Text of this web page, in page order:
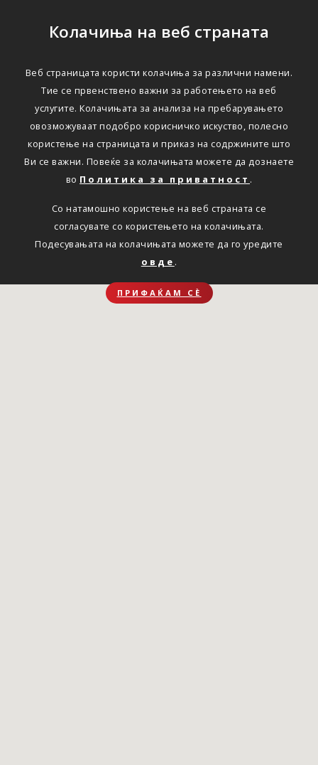
Колачиња на веб страната
Веб страницата користи колачиња за различни намени.
Тие се првенствено важни за работењето на веб
услугите. Колачињата за анализа на пребарувањето
овозможуваат подобро корисничко искуство, полесно
користење на страницата и приказ на содржините што
Ви се важни. Повеќе за колачињата можете да дознаете
во Политика за приватност .
Со натамошно користење на веб страната се
согласувате со користењето на колачињата.
Подесувањата на колачињата можете да го уредите
овде .
ПРИФАЌАМ СЀ